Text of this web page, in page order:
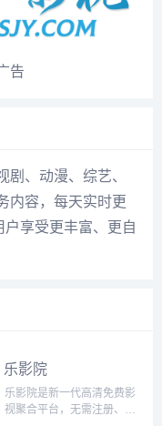
告
剧、动漫、综艺、
内容，每天实时更
享受更丰富、更自
乐影院
乐影院是新一代高清免费影
视聚合平台，无需注册、告